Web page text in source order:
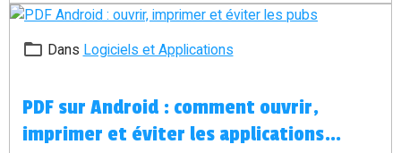
Dans Logiciels et Applications
PDF sur Android : comment ouvrir,
imprimer et éviter les applications